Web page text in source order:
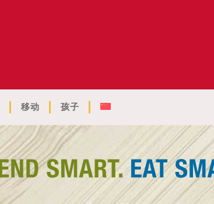
移动 孩子